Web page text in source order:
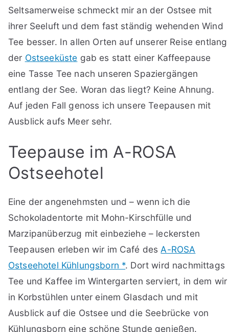
Seltsamerweise schmeckt mir an der Ostsee mit
ihrer Seeluft und dem fast ständig wehenden Wind
Tee besser. In allen Orten auf unserer Reise entlang
der Ostseeküste gab es statt einer Kaffeepause
eine Tasse Tee nach unseren Spaziergängen
entlang der See. Woran das liegt? Keine Ahnung.
Auf jeden Fall genoss ich unsere Teepausen mit
Ausblick aufs Meer sehr.
Teepause im A-ROSA
Ostseehotel
Eine der angenehmsten und – wenn ich die
Schokoladentorte mit Mohn-Kirschfülle und
Marzipanüberzug mit einbeziehe – leckersten
Teepausen erleben wir im Café des A-ROSA
Ostseehotel Kühlungsborn *. Dort wird nachmittags
Tee und Kaffee im Wintergarten serviert, in dem wir
in Korbstühlen unter einem Glasdach und mit
Ausblick auf die Ostsee und die Seebrücke von
Kühlungsborn eine schöne Stunde genießen.